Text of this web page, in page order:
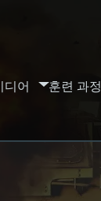
디어 훈련 과정